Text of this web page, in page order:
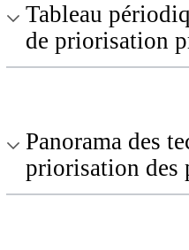
Tableau
de priorisation
Panorama des
priorisation des